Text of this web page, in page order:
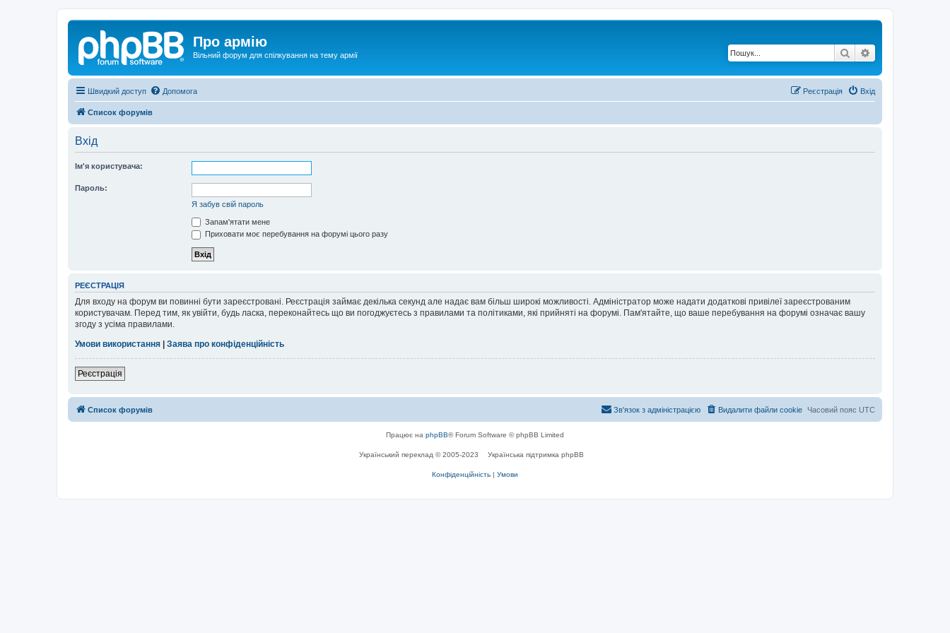
Про армію
Вільний форум для спілкування на тему армії Пошук
Швидкий доступ Допомога Вхід
Реєстрація
Список форумів
Вхід
Ім'я користувача:
Пароль:
Я забув свій пароль
Запам'ятати мене
Приховати моє перебування на форумі цього разу
РЕЄСТРАЦІЯ
Для входу на форум ви повинні бути зареєстровані. Реєстрація займає декілька секунд але надає вам більш широкі можливості. Адміністратор може надати додаткові привілеї зареєстрованим
користувачам. Перед тим, як увійти, будь ласка, переконайтесь що ви погоджуєтесь з правилами та політиками, які прийняті на форумі. Пам'ятайте, що ваше перебування на форумі означає вашу
згоду з усіма правилами.
Умови використання
Заява про конфіденційність
Реєстрація
Список форумів Часовий пояс UTC
Видалити файли cookie
Зв'язок з адміністрацією
Працює на phpBB® Forum Software © phpBB Limited
Український переклад © 2005-2023 Українська підтримка phpBB
Конфіденційність | Умови